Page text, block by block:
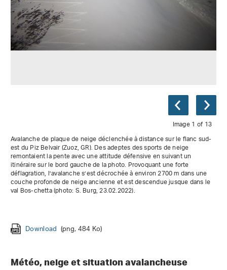
Image 1 of 13
Avalanche de plaque de neige déclenchée à distance sur le flanc sud-
est du Piz Belvair (Zuoz, GR). Des adeptes des sports de neige
remontaient la pente avec une attitude défensive en suivant un
itinéraire sur le bord gauche de la photo. Provoquant une forte
déflagration, l’avalanche s’est décrochée à environ 2700 m dans une
couche profonde de neige ancienne et est descendue jusque dans le
val Bos-chetta (photo: S. Burg, 23.02.2022).
Download (png, 484 Ko)
Download(png, 461 Ko)
Download(png, 700 Ko)
Download(png, 779 Ko)
Download(png, 491 Ko)
Download (png, 839 Ko)
Download(png, 822 Ko)
Météo, neige et situation avalancheuse